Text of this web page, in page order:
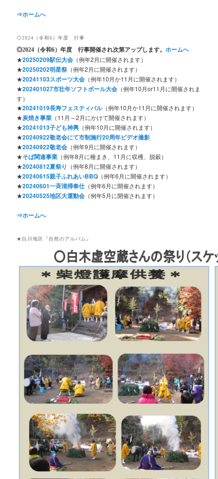
⇒ホームへ
◎2024（令和6）年度 行事
◎2024 （令和6）年度 行事開催され次第アップします。ホームへ
★20250209駅伝大会 （例年2月に開催されます）
★20250202明星祭 （例年2月に開催されます）
★20241103スポーツ大会 （例年10月か11月に開催されます）
★202401027市壮年ソフトボール大会 （例年10月or11月に開催されま
す）
★20241019長寿フェスティバル（例年10月か11月に開催されます）
★炭焼き事業 （11月～2月にかけて開催されます）
★20241013子ども神輿 （例年10月に開催されます）
★20240922敬老会にて市制施行20周年ビデオ撮影
★20240922敬老会 （例年9月に開催されます）
★そば関連事業 （例年8月に種まき、11月に収穫、脱穀）
★20240812夏祭り （例年8月に開催されます）
★20240615親子ふれあいBBQ （例年6月に開催されます）
★20240601一斉清掃奉仕（例年6月に開催されます）
★20240525地区大運動会 （例年5月に開催されます）
⇒ホームへ
★白川地区『自然のアルバム』